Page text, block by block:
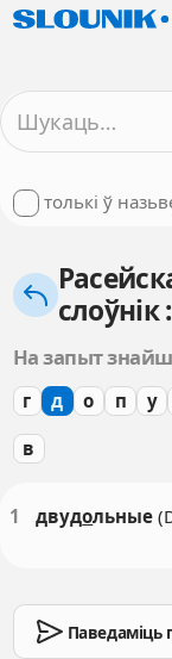
толькі ў
На запыт
г д о п у
в
1 двудольные
Паведаміць